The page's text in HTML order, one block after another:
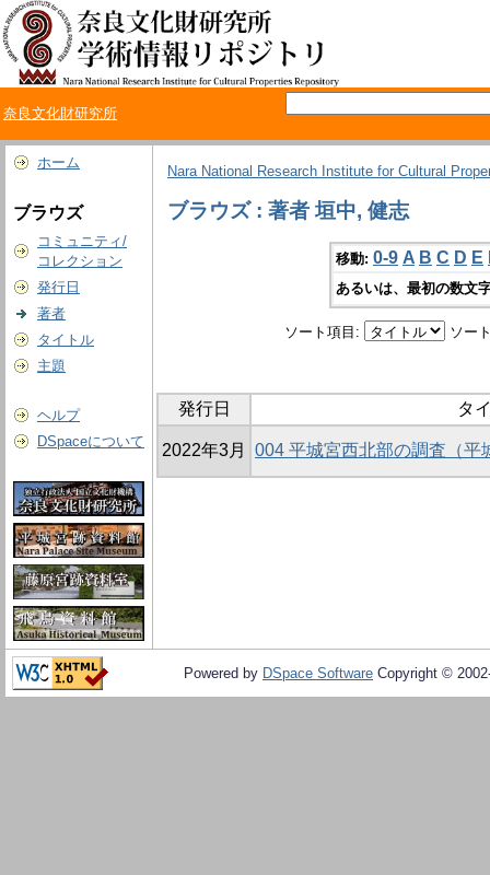
奈良文化財研究所
ホーム
ブラウズ
コミュニティ/
コレクション
発行日
著者
タイトル
主題
ヘルプ
DSpaceについて
Nara National Research Institute for Cultural
ブラウズ : 著者 垣中, 健志
移動: 0-9 A B C D E
あるいは、最初の数文
ソート項目: ソー
発行日 タ
2022年3月 004 平城宮西北部の調査（平
Powered by DSpace Software Copyright ©